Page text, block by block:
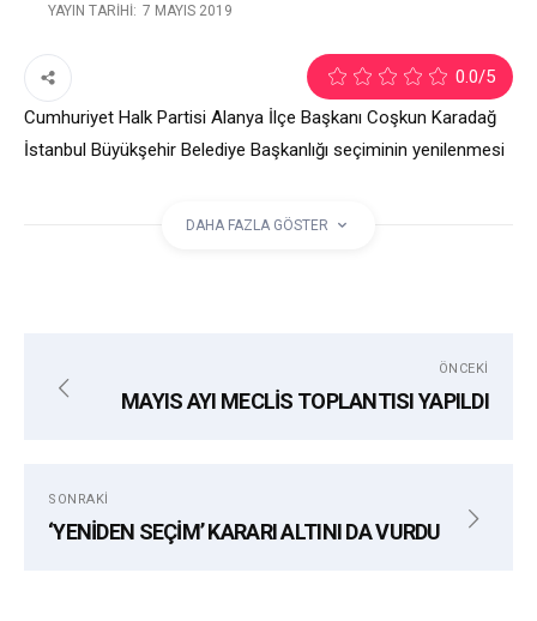
YAYIN TARIHI: 7 MAYIS 2019
0.0/5
Cumhuriyet Halk Partisi Alanya İlçe Başkanı Coşkun Karadağ
İstanbul Büyükşehir Belediye Başkanlığı seçiminin yenilenmesi
devleti kuran partiyiz. Elimizden geleni yapacağız” dedi.
CUMHURIYET HALK PARTISI
DAHA FAZLA GÖSTER
ÖNCEKI
MAYIS AYI MECLİS TOPLANTISI YAPILDI
SONRAKI
‘YENİDEN SEÇİM’ KARARI ALTINI DA VURDU